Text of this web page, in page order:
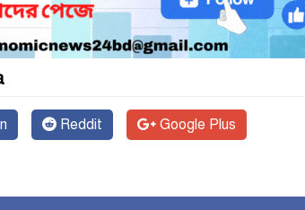
Reddit Google Plus